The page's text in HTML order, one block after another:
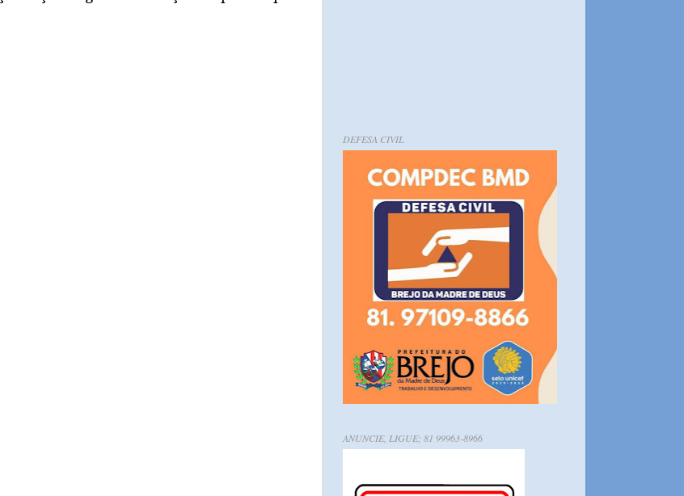
DEFESA CIVIL
ANUNCIE, LIGUE; 81 99963-8966